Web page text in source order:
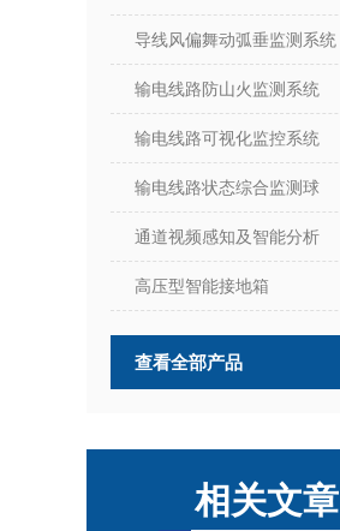
导线风偏舞动弧垂监测系统
输电线路防山火监测系统
输电线路可视化监控系统
输电线路状态综合监测球
通道视频感知及智能分析
高压型智能接地箱
查看全部产品
相关文章